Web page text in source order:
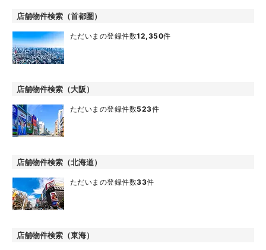
店舗物件検索（首都圏）
ただいまの登録件数12,350件
店舗物件検索（大阪）
ただいまの登録件数523件
店舗物件検索（北海道）
ただいまの登録件数33件
店舗物件検索（東海）